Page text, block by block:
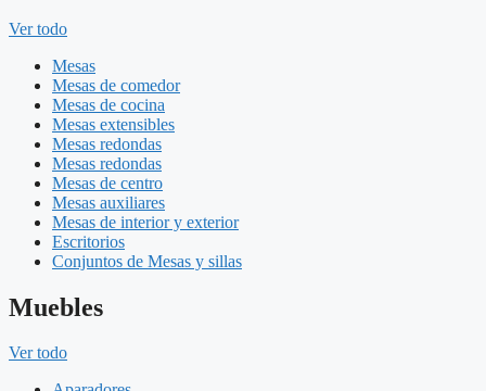
Ver todo
Mesas
Mesas de comedor
Mesas de cocina
Mesas extensibles
Mesas redondas
Mesas redondas
Mesas de centro
Mesas auxiliares
Mesas de interior y exterior
Escritorios
Conjuntos de Mesas y sillas
Muebles
Ver todo